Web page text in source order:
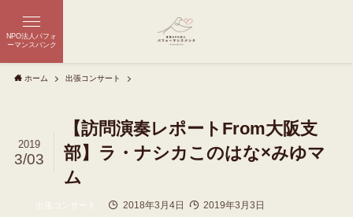
NPO法人パフォ
ーマンスバンク
ホーム 出張コンサート
【訪問演奏レポートFrom大阪支
部】ラ・ナシカこのはな×みゆマ
ム
2019
3/03
出張コンサート 2018年3月4日 2019年3月3日